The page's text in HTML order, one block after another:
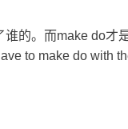
的。而make do才
to make do with